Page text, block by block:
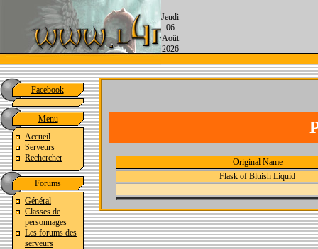
Jeudi
06
Août
2026
Facebook
Menu
Accueil
Serveurs
Rechercher
Forums
Général
Classes de
personnages
Les forums des
serveurs
Original Name
Flask of Bluish Liquid